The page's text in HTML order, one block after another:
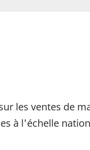
les ventes de
à l'échelle